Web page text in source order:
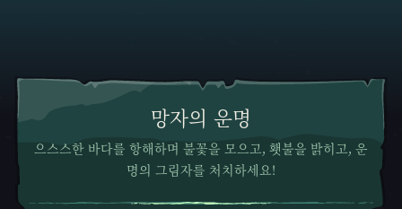
망자의 운명
으스스한 바다를 항해하며 불꽃을 모으고, 횃불을 밝히고, 운
명의 그림자를 처치하세요!